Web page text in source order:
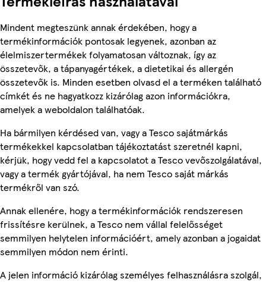
Mindent megteszünk annak érdekében, hogy a
termékinformációk pontosak legyenek, azonban az
élelmiszertermékek folyamatosan változnak, így az
összetevők, a tápanyagértékek, a dietetikai és allergén
összetevők is. Minden esetben olvasd el a terméken található
címkét és ne hagyatkozz kizárólag azon információkra,
amelyek a weboldalon találhatóak.
Ha bármilyen kérdésed van, vagy a Tesco sajátmárkás
termékekkel kapcsolatban tájékoztatást szeretnél kapni,
kérjük, hogy vedd fel a kapcsolatot a Tesco vevőszolgálatával,
vagy a termék gyártójával, ha nem Tesco saját márkás
termékről van szó.
Annak ellenére, hogy a termékinformációk rendszeresen
frissítésre kerülnek, a Tesco nem vállal felelősséget
semmilyen helytelen információért, amely azonban a jogaidat
semmilyen módon nem érinti.
A jelen információ kizárólag személyes felhasználásra szolgál,